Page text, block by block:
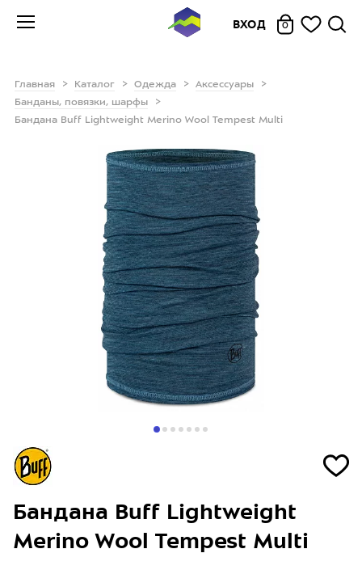
ВХОД 0
Главная Каталог Одежда
Аксессуары
Банданы, повязки, шарфы
Бандана Buff Lightweight Merino Wool Tempest Multi
Бандана Buff Lightweight
Merino Wool Tempest Multi